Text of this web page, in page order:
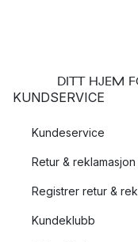
DITT HJEM
KUNDSERVICE
Kundeservice
Retur & reklamasjon
Registrer retur &
Kundeklubb